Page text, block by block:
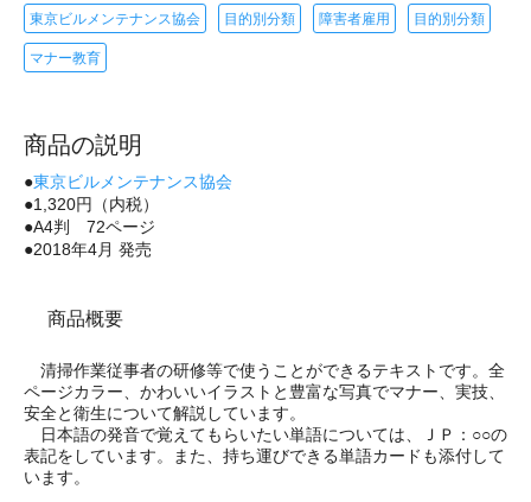
東京ビルメンテナンス協会 目的別分類 障害者雇用 目的別分類
マナー教育
商品の説明
●東京ビルメンテナンス協会
●1,320円（内税）
●A4判 72ページ
●2018年4月 発売
商品概要
清掃作業従事者の研修等で使うことができるテキストです。全
ページカラー、かわいいイラストと豊富な写真でマナー、実技、
安全と衛生について解説しています。
日本語の発音で覚えてもらいたい単語については、ＪＰ：○○の
表記をしています。また、持ち運びできる単語カードも添付して
います。